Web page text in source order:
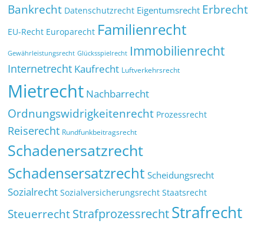
Bankrecht Datenschutzrecht Eigentumsrecht Erbrecht
EU-Recht Europarecht Familienrecht
Gewährleistungsrecht Glücksspielrecht Immobilienrecht
Internetrecht Kaufrecht Luftverkehrsrecht
Mietrecht Nachbarrecht
Ordnungswidrigkeitenrecht Prozessrecht
Reiserecht Rundfunkbeitragsrecht
Schadenersatzrecht
Schadensersatzrecht Scheidungsrecht
Sozialrecht Sozialversicherungsrecht Staatsrecht
SteuerrechtStrafprozessrechtStrafrecht